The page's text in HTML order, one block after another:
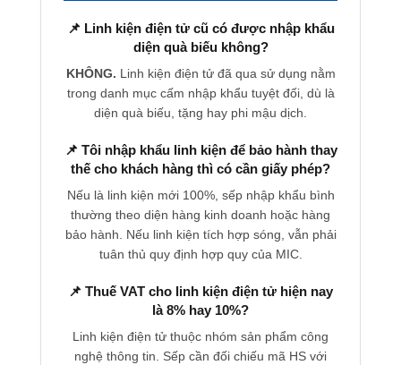
📌 Linh kiện điện tử cũ có được nhập khẩu
diện quà biếu không?
KHÔNG. Linh kiện điện tử đã qua sử dụng nằm
trong danh mục cấm nhập khẩu tuyệt đối, dù là
diện quà biếu, tặng hay phi mậu dịch.
📌 Tôi nhập khẩu linh kiện để bảo hành thay
thế cho khách hàng thì có cần giấy phép?
Nếu là linh kiện mới 100%, sếp nhập khẩu bình
thường theo diện hàng kinh doanh hoặc hàng
bảo hành. Nếu linh kiện tích hợp sóng, vẫn phải
tuân thủ quy định hợp quy của MIC.
📌 Thuế VAT cho linh kiện điện tử hiện nay
là 8% hay 10%?
Linh kiện điện tử thuộc nhóm sản phẩm công
nghệ thông tin. Sếp cần đối chiếu mã HS với